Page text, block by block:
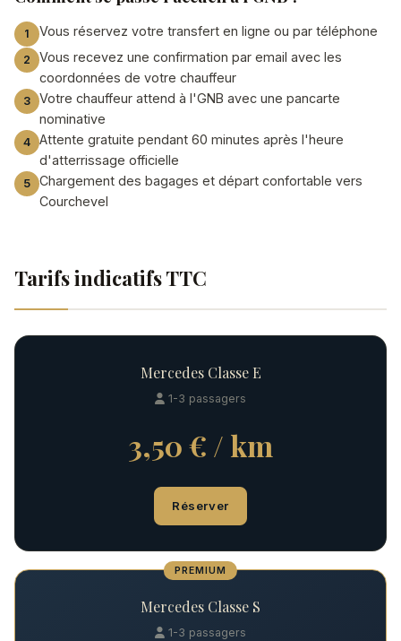
Vous réservez votre transfert en ligne ou par téléphone
Vous recevez une confirmation par email avec les
coordonnées de votre chauffeur
Votre chauffeur attend à l'GNB avec une pancarte
nominative
Attente gratuite pendant 60 minutes après l'heure
d'atterrissage officielle
Chargement des bagages et départ confortable vers
Courchevel
Tarifs indicatifs TTC
Mercedes Classe E
1-3 passagers
3,50 € / km
Réserver
PREMIUM
Mercedes Classe S
1-3 passagers